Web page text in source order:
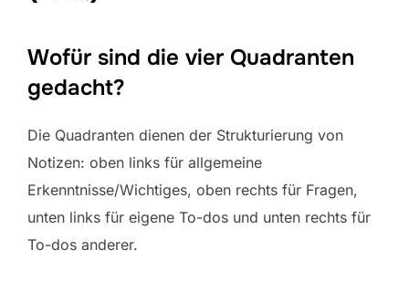
Wofür sind die vier Quadranten
gedacht?
Die Quadranten dienen der Strukturierung von
Notizen: oben links für allgemeine
Erkenntnisse/Wichtiges, oben rechts für Fragen,
unten links für eigene To-dos und unten rechts für
To-dos anderer.